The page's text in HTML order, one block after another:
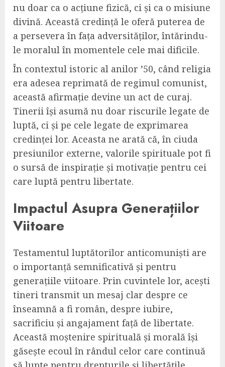
nu doar ca o acțiune fizică, ci și ca o misiune
divină. Această credință le oferă puterea de
a persevera în fața adversităților, întărindu-
le moralul în momentele cele mai dificile.
În contextul istoric al anilor ’50, când religia
era adesea reprimată de regimul comunist,
această afirmație devine un act de curaj.
Tinerii își asumă nu doar riscurile legate de
luptă, ci și pe cele legate de exprimarea
credinței lor. Aceasta ne arată că, în ciuda
presiunilor externe, valorile spirituale pot fi
o sursă de inspirație și motivație pentru cei
care luptă pentru libertate.
Impactul Asupra Generațiilor
Viitoare
Testamentul luptătorilor anticomuniști are
o importanță semnificativă și pentru
generațiile viitoare. Prin cuvintele lor, acești
tineri transmit un mesaj clar despre ce
înseamnă a fi român, despre iubire,
sacrificiu și angajament față de libertate.
Această moștenire spirituală și morală își
găsește ecoul în rândul celor care continuă